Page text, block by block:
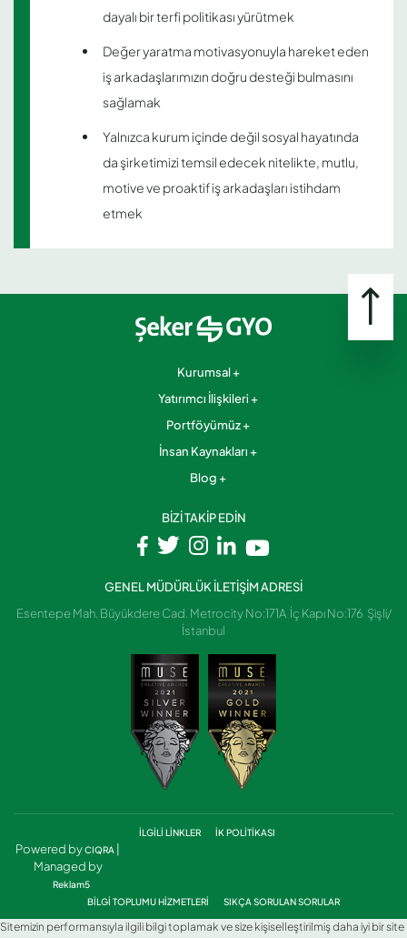
dayalı bir terfi politikası yürütmek
Değer yaratma motivasyonuyla hareket eden
iş arkadaşlarımızın doğru desteği bulmasını
sağlamak
Yalnızca kurum içinde değil sosyal hayatında
da şirketimizi temsil edecek nitelikte, mutlu,
motive ve proaktif iş arkadaşları istihdam
etmek
Kurumsal
Yatırımcı İlişkileri
Portföyümüz
İnsan Kaynakları
Blog
BİZİ TAKİP EDİN
GENEL MÜDÜRLÜK İLETİŞİM ADRESİ
Esentepe Mah. Büyükdere Cad. Metrocity No:171A İç Kapı No:176 Şişli/
İstanbul
İLGİLİ LİNKLER İK POLİTİKASI
Powered byCIQRA
Managed by
Reklam5
BİLGİ TOPLUMU HİZMETLERİ
SIKÇA SORULAN SORULAR
Sitemizin performansıyla ilgili bilgi toplamak ve size kişiselleştirilmiş daha iyi bir site